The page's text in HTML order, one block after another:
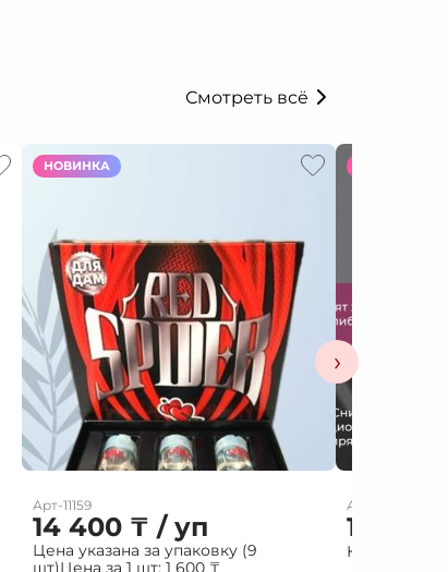
Смотреть всё
НОВИНКА
Арт-11159
14 400 ₸ / уп
Цена указана за упаковку (9
шт)Цена за 1 шт: 1 600 ₸
Арт-11927
15 000
Капли жен
›